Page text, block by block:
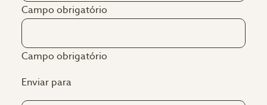
Campo obrigatório
Campo obrigatório
Enviar para